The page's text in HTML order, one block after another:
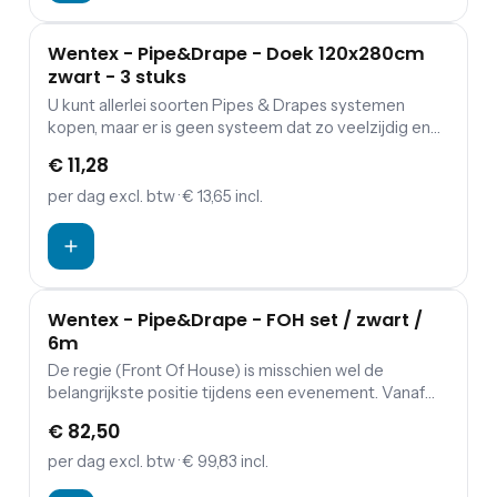
tentoonstellingen en nog veel meer.
Wentex - Pipe&Drape - Doek 120x280cm
zwart - 3 stuks
U kunt allerlei soorten Pipes & Drapes systemen
kopen, maar er is geen systeem dat zo veelzijdig en
Drapes. Door pure innovaties is ons Pipes & Drapes
systeem veel gemakkelijker te verplaatsen dan welk
decoratief. Dat alles maakt het de nee. 1 keuze voor
theaters, evenementen, bedrijfspanden,
tentoonstellingen en nog veel meer.
€ 11,28
per dag excl. btw· € 13,65 incl.
Wentex - Pipe&Drape - FOH set / zwart /
6m
De regie (Front Of House) is misschien wel de
belangrijkste positie tijdens een evenement. Vanaf
betreffende apparatuur. Eigenlijk is dit het hart van
het evenement. Vanwege de vele apparatuur op
€ 82,50
per dag excl. btw· € 99,83 incl.